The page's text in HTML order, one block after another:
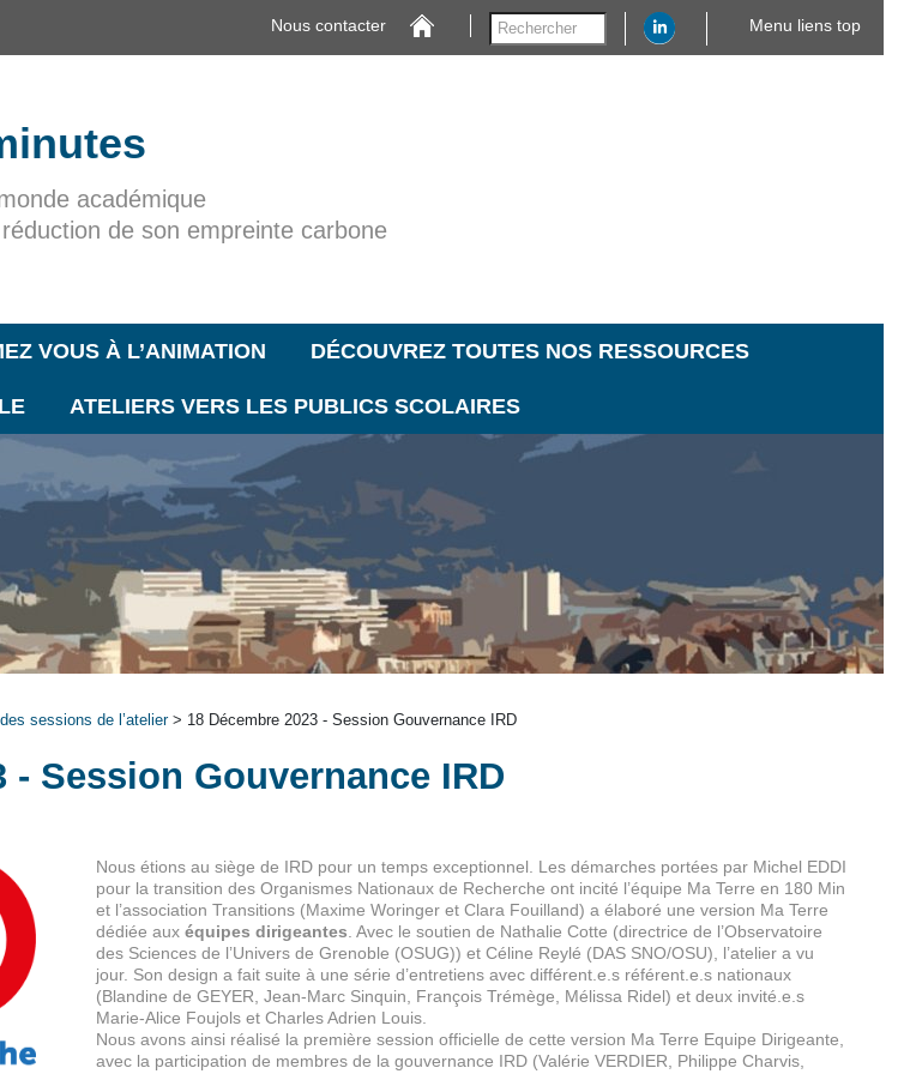
Nous contacter Menu liens top
académique
de son empreinte carbone
VOUS À L’ANIMATION DÉCOUVREZ TOUTES NOS RESSOURCES
ATELIERS VERS LES PUBLICS SCOLAIRES
sessions de l’atelier> 18 Décembre 2023 - Session Gouvernance IRD
- Session Gouvernance IRD
Nous étions au siège de IRD pour un temps exceptionnel. Les démarches portées par Michel EDDI
pour la transition des Organismes Nationaux de Recherche ont incité l’équipe Ma Terre en 180 Min
et l’association Transitions (Maxime Woringer et Clara Fouilland) a élaboré une version Ma Terre
dédiée auxéquipes dirigeantes . Avec le soutien de Nathalie Cotte (directrice de l’Observatoire
des Sciences de l’Univers de Grenoble (OSUG)) et Céline Reylé (DAS SNO/OSU), l’atelier a vu
jour. Son design a fait suite à une série d’entretiens avec différent.e.s référent.e.s nationaux
(Blandine de GEYER, Jean-Marc Sinquin, François Trémège, Mélissa Ridel) et deux invité.e.s
Marie-Alice Foujols et Charles Adrien Louis.
Nous avons ainsi réalisé la première session officielle de cette version Ma Terre Equipe Dirigeante,
avec la participation de membres de la gouvernance IRD (Valérie VERDIER, Philippe Charvis,